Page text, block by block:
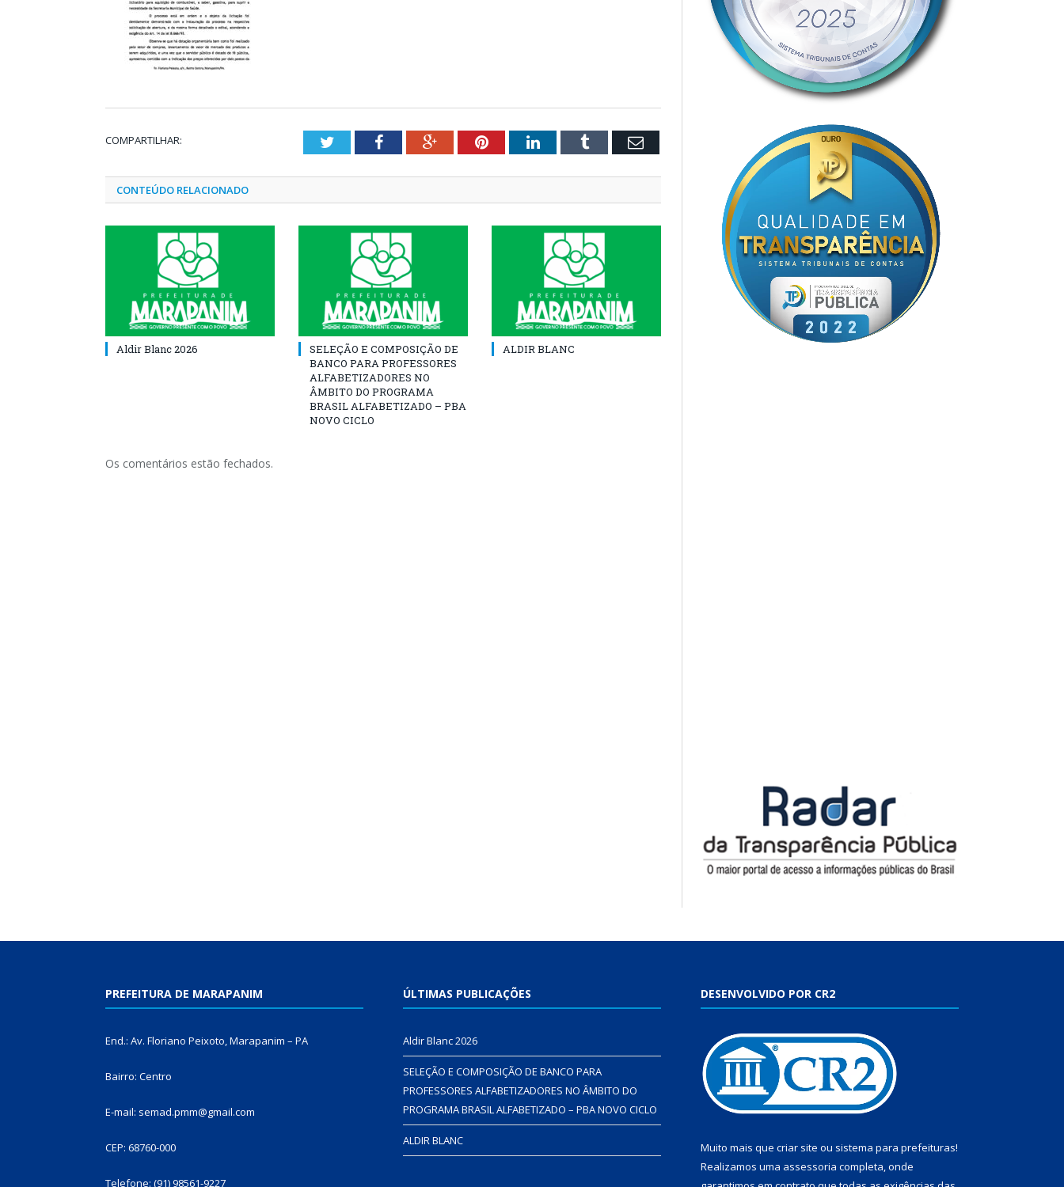
COMPARTILHAR: TwitterFacebookGoogle+PinterestLinkedInTumblr Email
CONTEÚDO RELACIONADO
Aldir Blanc 2026
SELEÇÃO E COMPOSIÇÃO DE
BANCO PARA PROFESSORES
ALFABETIZADORES NO
ÂMBITO DO PROGRAMA
BRASIL ALFABETIZADO – PBA
NOVO CICLO
ALDIR BLANC
Os comentários estão fechados.
PREFEITURA DE MARAPANIM
End.: Av. Floriano Peixoto, Marapanim – PA
Bairro: Centro
E-mail: semad.pmm@gmail.com
CEP: 68760-000
Telefone: (91) 98561-9227
ÚLTIMAS PUBLICAÇÕES
Aldir Blanc 2026
SELEÇÃO E COMPOSIÇÃO DE BANCO PARA
PROFESSORES ALFABETIZADORES NO ÂMBITO DO
PROGRAMA BRASIL ALFABETIZADO – PBA NOVO CICLO
ALDIR BLANC
DESENVOLVIDO POR CR2
Muito mais que criar site ou sistema para prefeituras!
Realizamos uma assessoria completa, onde